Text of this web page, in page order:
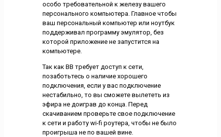
особо требовательной к железу вашего
персонального компьютера. Главное чтобы
ваш персональный компьютер или ноутбук
поддерживал программу эмулятор, без
которой приложение не запустится на
компьютере.
Так как ВВ требует доступ к сети,
позаботьтесь о наличие хорошего
подключения, если у вас подключение
нестабильно, то вы сможете вылететь из
эфира не доиграв до конца. Перед
скачиванием проверьте свое подключение
к сети и работу wi-fi роутера, чтобы не было
проигрыша не по вашей вине.